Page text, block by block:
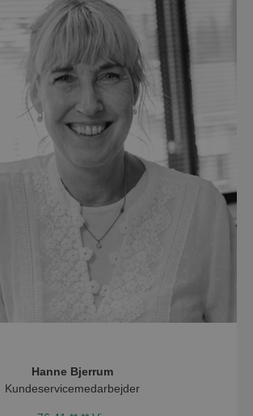
Hanne Bjerrum
Kundeservicemedarbejder